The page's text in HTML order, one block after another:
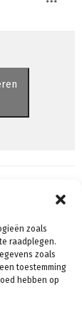
zoals
raadplegen.
zoals
toestemming
hebben op